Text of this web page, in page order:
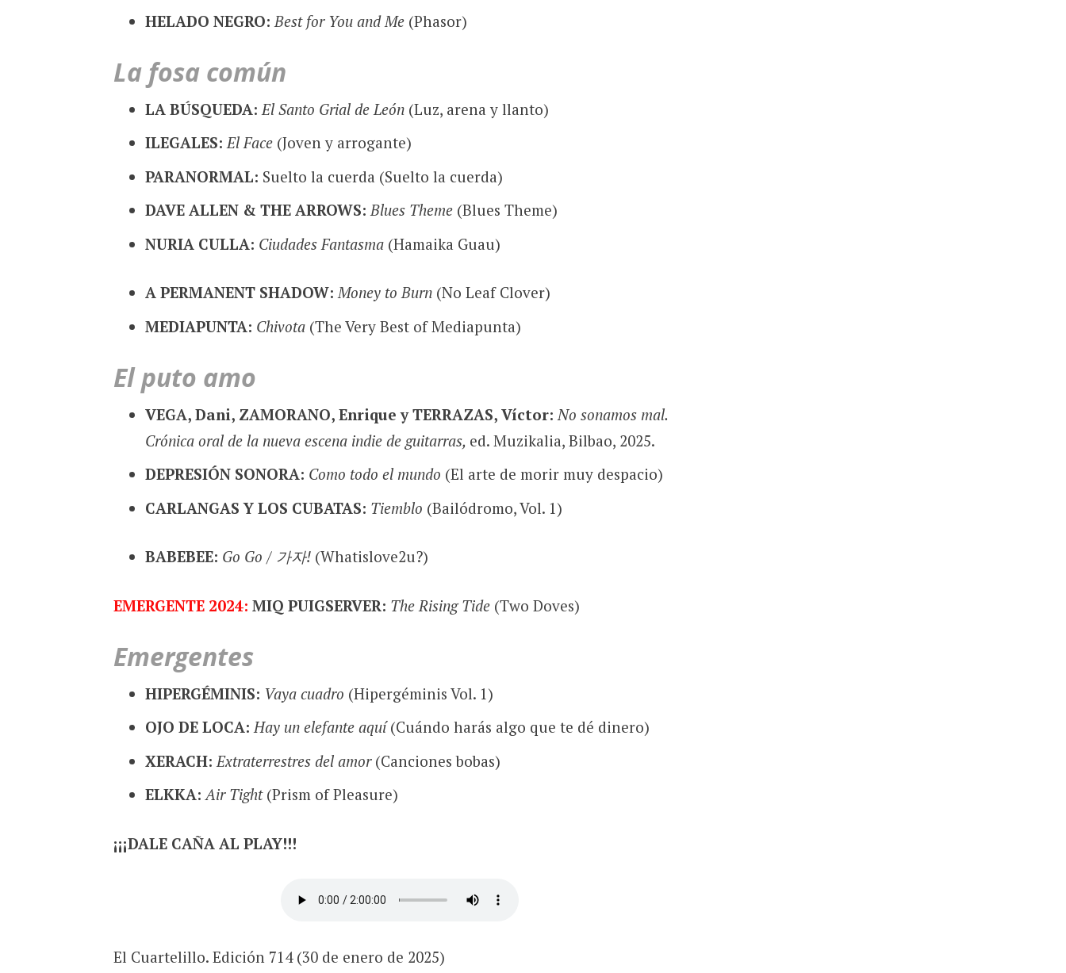
HELADO NEGRO: Best for You and Me(Phasor)
La fosa común
LA BÚSQUEDA: El Santo Grial de León(Luz, arena y llanto)
ILEGALES:El Face(Joven y arrogante)
PARANORMAL: Suelto la cuerda (Suelto la cuerda)
DAVE ALLEN & THE ARROWS:Blues Theme(Blues Theme)
NURIA CULLA: Ciudades Fantasma(Hamaika Guau)
A PERMANENT SHADOW:Money to Burn(No Leaf Clover)
MEDIAPUNTA: Chivota (The Very Best of Mediapunta)
El puto amo
VEGA, Dani, ZAMORANO, Enrique y TERRAZAS, Víctor: No sonamos mal.
Crónica oral de la nueva escena indie de guitarras, ed. Muzikalia, Bilbao, 2025.
DEPRESIÓN SONORA: Como todo el mundo (El arte de morir muy despacio)
CARLANGAS Y LOS CUBATAS: Tiemblo (Bailódromo, Vol. 1)
BABEBEE: Go Go / 가자!(Whatislove2u?)
EMERGENTE 2024: MIQ PUIGSERVER: The Rising Tide(Two Doves)
Emergentes
HIPERGÉMINIS: Vaya cuadro (Hipergéminis Vol. 1)
OJO DE LOCA:Hay un elefante aquí(Cuándo harás algo que te dé dinero)
XERACH: Extraterrestres del amor(Canciones bobas)
ELKKA:Air Tight(Prism of Pleasure)
¡¡¡DALE CAÑA AL PLAY!!!
El Cuartelillo. Edición 714 (30 de enero de 2025)